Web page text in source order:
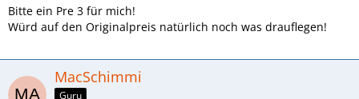
Bitte ein Pre 3 für mich!
Würd auf den Originalpreis natürlich noch was drauflegen!
MacSchimmi
Guru